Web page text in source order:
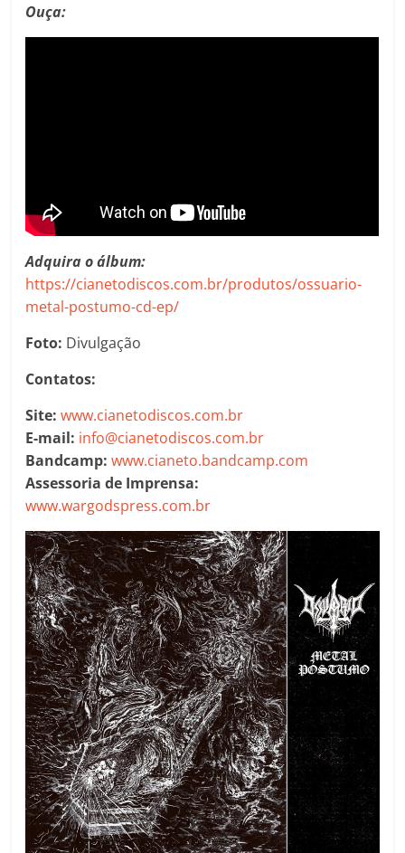
Ouça:
Adquira o álbum:
https://cianetodiscos.com.br/produtos/ossuario-
metal-postumo-cd-ep/
Foto: Divulgação
Contatos:
Site:www.cianetodiscos.com.br
E-mail: info@cianetodiscos.com.br
Bandcamp: www.cianeto.bandcamp.com
Assessoria de Imprensa:
www.wargodspress.com.br